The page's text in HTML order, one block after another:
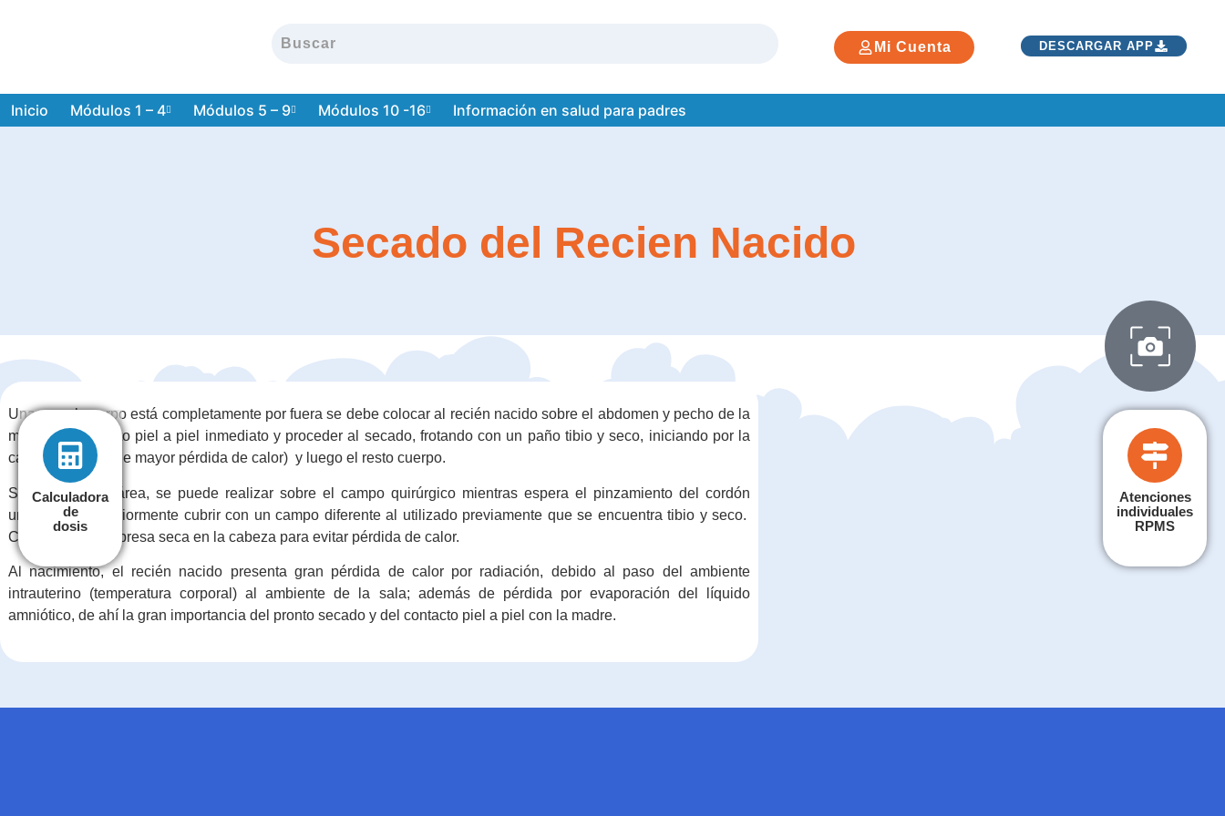
Mi Cuenta DESCARGAR APP
Inicio Módulos 1 – 4 Módulos 5 – 9 Módulos 10 -16 Información en salud para padres
Secado del Recien Nacido
Una vez el cuerpo está completamente por fuera se debe colocar al recién nacido sobre el abdomen y pecho de la
madre en contacto piel a piel inmediato y proceder al secado, frotando con un paño tibio y seco, iniciando por la
cabeza (la zona de mayor pérdida de calor) y luego el resto cuerpo.
Si nace por cesárea, se puede realizar sobre el campo quirúrgico mientras espera el pinzamiento del cordón
umbilical. Posteriormente cubrir con un campo diferente al utilizado previamente que se encuentra tibio y seco.
Colocar una compresa seca en la cabeza para evitar pérdida de calor.
Al nacimiento, el recién nacido presenta gran pérdida de calor por radiación, debido al paso del ambiente
intrauterino (temperatura corporal) al ambiente de la sala; además de pérdida por evaporación del líquido
amniótico, de ahí la gran importancia del pronto secado y del contacto piel a piel con la madre.
Calculadora
de
dosis
Calculadora
de
dosis
Atenciones
individuales
RPMS